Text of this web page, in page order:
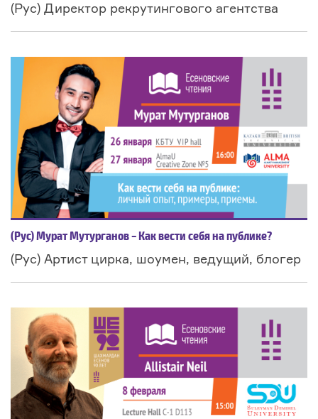
(Рус) Директор рекрутингового агентства
(Рус) Мурат Мутурганов – Как вести себя на публике?
(Рус) Артист цирка, шоумен, ведущий, блогер